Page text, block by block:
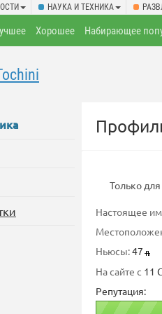
НАУКА И ТЕХНИКА
Хорошее Набирающее
Только
Настоящее
Ньюсы:47
На сайте с 11
Репутация: